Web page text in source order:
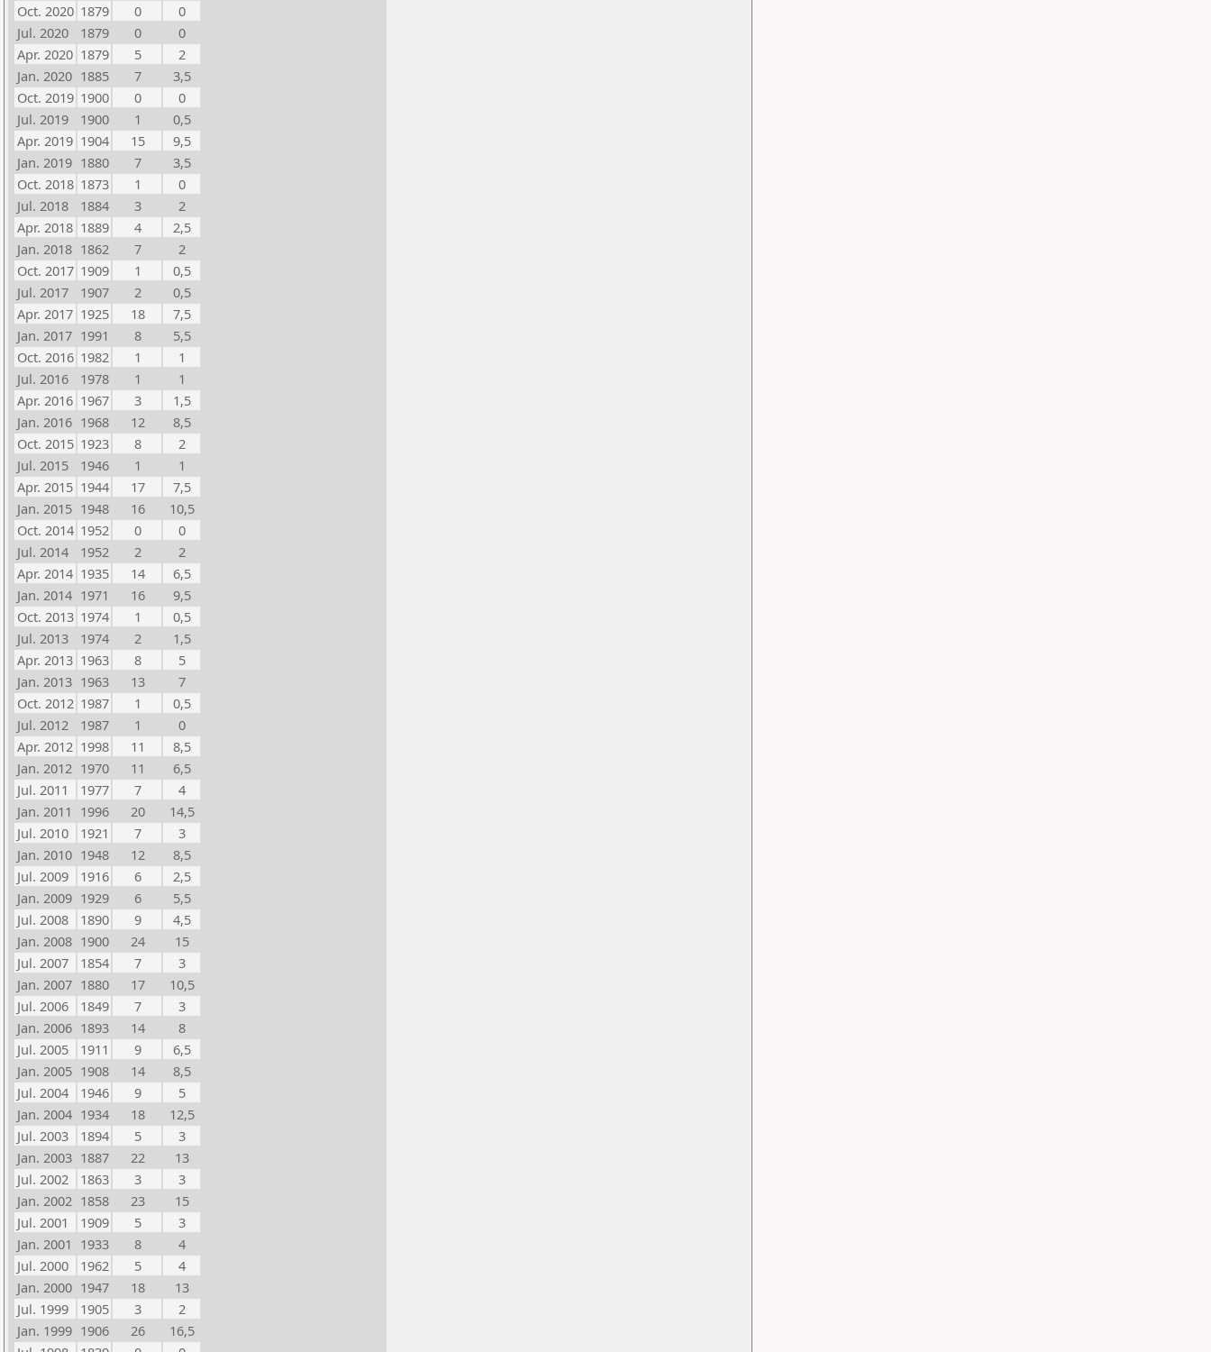
Oct. 2020 1879 0
0
Jul. 2020
1879 0
0
Apr. 2020 1879 5
2
Jan. 2020 1885 7
3,5
Oct. 2019 1900 0
0
Jul. 2019
1900 1
0,5
Apr. 2019 1904 15
9,5
Jan. 2019 1880 7
3,5
Oct. 2018 1873 1
0
Jul. 2018
1884 3
2
Apr. 2018 1889 4
2,5
Jan. 2018 1862 7
2
Oct. 2017 1909 1
0,5
Jul. 2017
1907 2
0,5
Apr. 2017 1925 18
7,5
Jan. 2017 1991 8
5,5
Oct. 2016 1982 1
1
Jul. 2016
1978 1
1
Apr. 2016 1967 3
1,5
Jan. 2016 1968 12
8,5
Oct. 2015 1923 8
2
Jul. 2015
1946 1
1
Apr. 2015 1944 17
7,5
Jan. 2015 1948 16
10,5
Oct. 2014 1952 0
0
Jul. 2014
1952 2
2
Apr. 2014 1935 14
6,5
Jan. 2014 1971 16
9,5
Oct. 2013 1974 1
0,5
Jul. 2013
1974 2
1,5
Apr. 2013 1963 8
5
Jan. 2013 1963 13
7
Oct. 2012 1987 1
0,5
Jul. 2012
1987 1
0
Apr. 2012 1998 11
8,5
Jan. 2012 1970 11
6,5
Jul. 2011
1977 7
4
Jan. 2011 1996 20
14,5
Jul. 2010
1921 7
3
Jan. 2010 1948 12
8,5
Jul. 2009
1916 6
2,5
Jan. 2009 1929 6
5,5
Jul. 2008
1890 9
4,5
Jan. 2008 1900 24
15
Jul. 2007
1854 7
3
Jan. 2007 1880 17
10,5
Jul. 2006
1849 7
3
Jan. 2006 1893 14
8
Jul. 2005
1911 9
6,5
Jan. 2005 1908 14
8,5
Jul. 2004
1946 9
5
Jan. 2004 1934 18
12,5
Jul. 2003
1894 5
3
Jan. 2003 1887 22
13
Jul. 2002
1863 3
3
Jan. 2002 1858 23
15
Jul. 2001
1909 5
3
Jan. 2001 1933 8
4
Jul. 2000
1962 5
4
Jan. 2000 1947 18
13
Jul. 1999
1905 3
2
Jan. 1999 1906 26
16,5